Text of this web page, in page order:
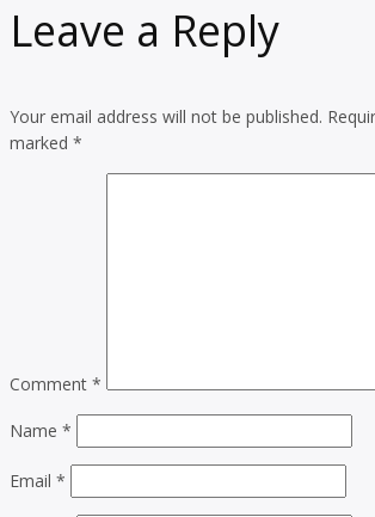
Leave a Reply
Your email address will not be published.
marked *
Comment *
Name *
Email *